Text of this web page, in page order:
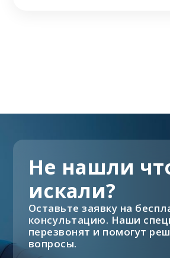
Не нашли
искали?
Оставьте заявку на
консультацию. Наши
перезвонят и помогут
вопросы.